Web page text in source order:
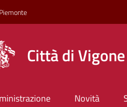
Città di Vigone
Novità